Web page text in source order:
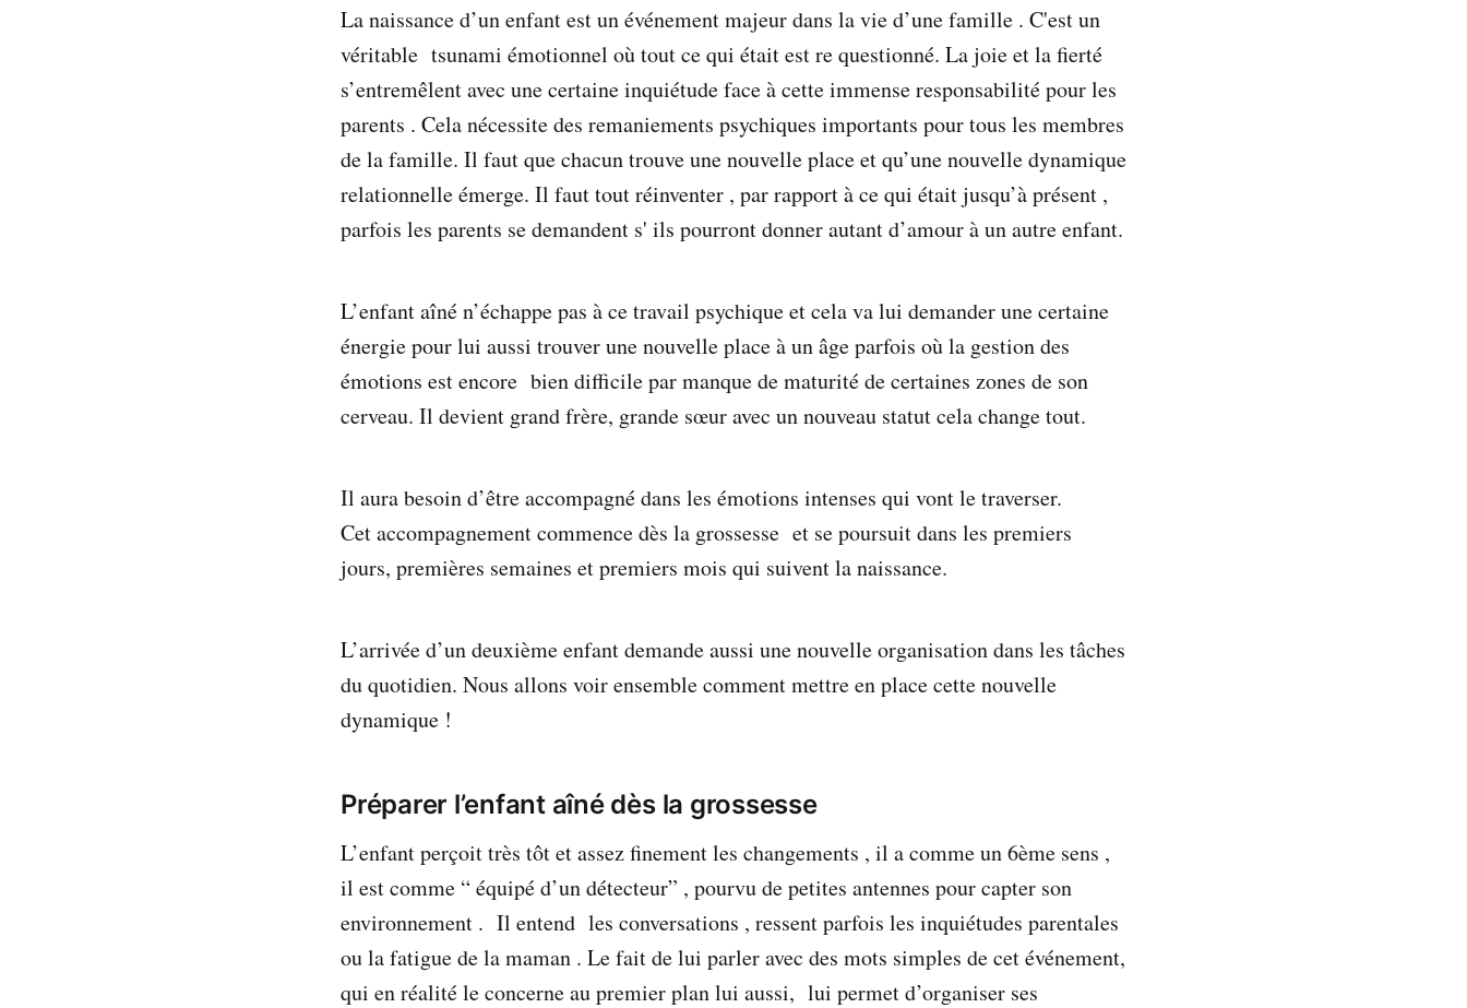
La naissance d’un enfant est un événement majeur dans la vie d’une famille . C'est un
véritable tsunami émotionnel où tout ce qui était est re questionné. La joie et la fierté
s’entremêlent avec une certaine inquiétude face à cette immense responsabilité pour les
parents . Cela nécessite des remaniements psychiques importants pour tous les membres
de la famille. Il faut que chacun trouve une nouvelle place et qu’une nouvelle dynamique
relationnelle émerge. Il faut tout réinventer , par rapport à ce qui était jusqu’à présent ,
parfois les parents se demandent s' ils pourront donner autant d’amour à un autre enfant.
L’enfant aîné n’échappe pas à ce travail psychique et cela va lui demander une certaine
énergie pour lui aussi trouver une nouvelle place à un âge parfois où la gestion des
émotions est encore bien difficile par manque de maturité de certaines zones de son
cerveau. Il devient grand frère, grande sœur avec un nouveau statut cela change tout.
Il aura besoin d’être accompagné dans les émotions intenses qui vont le traverser.
Cet accompagnement commence dès la grossesse et se poursuit dans les premiers
jours, premières semaines et premiers mois qui suivent la naissance.
L’arrivée d’un deuxième enfant demande aussi une nouvelle organisation dans les tâches
du quotidien. Nous allons voir ensemble comment mettre en place cette nouvelle
dynamique !
Préparer l’enfant aîné dès la grossesse
L’enfant perçoit très tôt et assez finement les changements , il a comme un 6ème sens ,
il est comme “ équipé d’un détecteur” , pourvu de petites antennes pour capter son
environnement . Il entend les conversations , ressent parfois les inquiétudes parentales
ou la fatigue de la maman . Le fait de lui parler avec des mots simples de cet événement,
qui en réalité le concerne au premier plan lui aussi, lui permet d’organiser ses